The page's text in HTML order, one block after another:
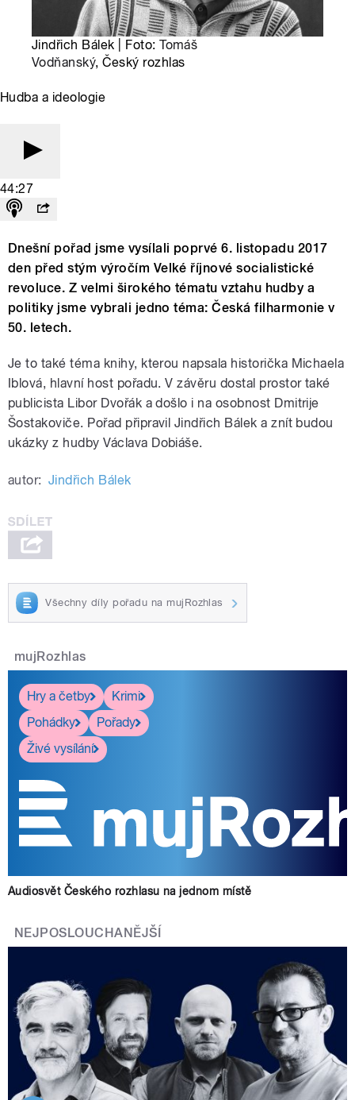
Jindřich Bálek | Foto:Tomáš
Vodňanský, Český rozhlas
Hudba a ideologie
44:27
Dnešní pořad jsme vysílali poprvé 6. listopadu 2017
den před stým výročím Velké říjnové socialistické
revoluce. Z velmi širokého tématu vztahu hudby a
politiky jsme vybrali jedno téma: Česká filharmonie v
50. letech.
Je to také téma knihy, kterou napsala historička Michaela
Iblová, hlavní host pořadu. V závěru dostal prostor také
publicista Libor Dvořák a došlo i na osobnost Dmitrije
Šostakoviče. Pořad připravil Jindřich Bálek a znít budou
ukázky z hudby Václava Dobiáše.
autor: Jindřich Bálek
Všechny díly pořadu na mujRozhlas
mujRozhlas
Hry a četby
Krimi
Pohádky
Pořady
Živé vysílání
Audiosvět Českého rozhlasu na jednom místě
NEJPOSLOUCHANĚJŠÍ